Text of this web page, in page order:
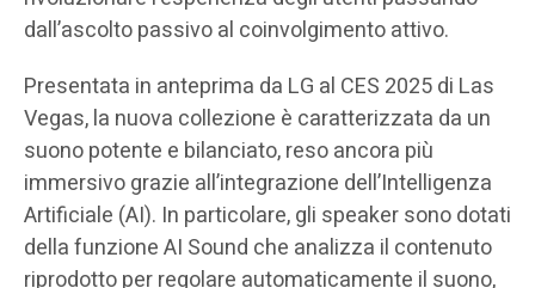
dall’ascolto passivo al coinvolgimento attivo.
Presentata in anteprima da LG al CES 2025 di Las
Vegas, la nuova collezione è caratterizzata da un
suono potente e bilanciato, reso ancora più
immersivo grazie all’integrazione dell’Intelligenza
Artificiale (AI). In particolare, gli speaker sono dotati
della funzione AI Sound che analizza il contenuto
riprodotto per regolare automaticamente il suono,